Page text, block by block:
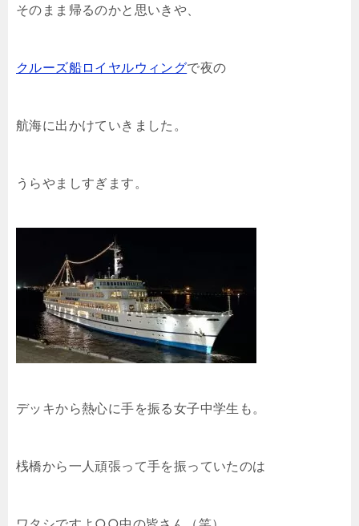
そのまま帰るのかと思いきや、
クルーズ船ロイヤルウィングで夜の
航海に出かけていきました。
うらやましすぎます。
デッキから熱心に手を振る女子中学生も。
桟橋から一人頑張って手を振っていたのは